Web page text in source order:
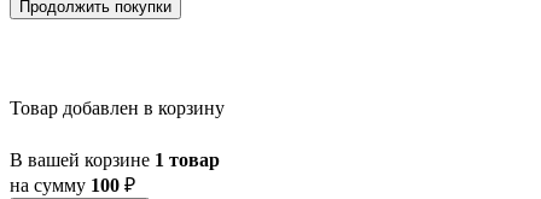
Продолжить покупки
Товар добавлен в корзину
В вашей корзине 1 товар
на сумму 100 ₽